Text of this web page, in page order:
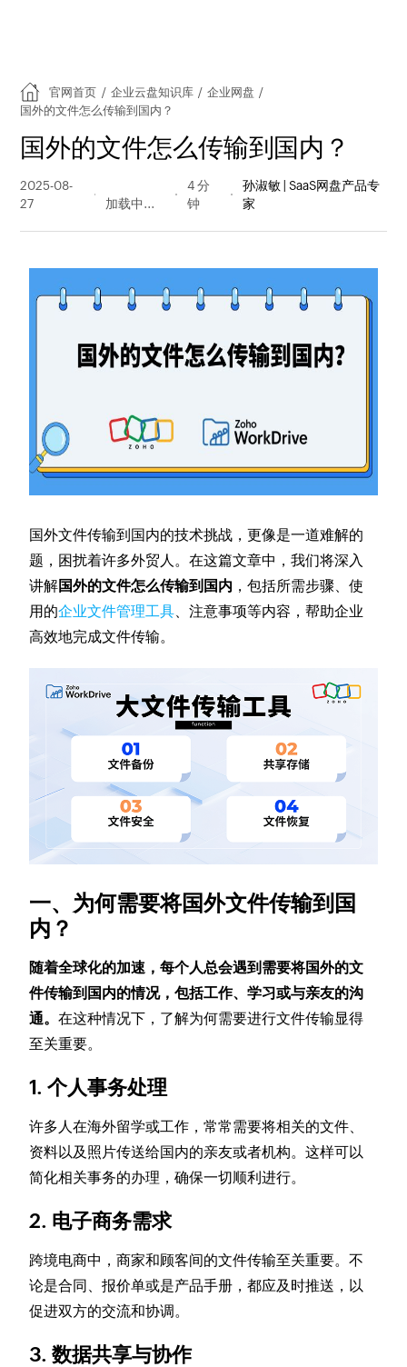
官网首页 / 企业云盘知识库 / 企业网盘 /
国外的文件怎么传输到国内？
国外的文件怎么传输到国内？
2025-08-
27
量
4 分
钟
孙淑敏 | SaaS网盘产品专
家
国外文件传输到国内的技术挑战，更像是一道难解的
题，困扰着许多外贸人。在这篇文章中，我们将深入
讲解国外的文件怎么传输到国内 ，包括所需步骤、使
用的企业文件管理工具、注意事项等内容，帮助企业
高效地完成文件传输。
一、为何需要将国外文件传输到国
内？
随着全球化的加速，每个人总会遇到需要将国外的文
件传输到国内的情况，包括工作、学习或与亲友的沟
通。在这种情况下，了解为何需要进行文件传输显得
至关重要。
1. 个人事务处理
许多人在海外留学或工作，常常需要将相关的文件、
资料以及照片传送给国内的亲友或者机构。这样可以
简化相关事务的办理，确保一切顺利进行。
2. 电子商务需求
跨境电商中，商家和顾客间的文件传输至关重要。不
论是合同、报价单或是产品手册，都应及时推送，以
促进双方的交流和协调。
3. 数据共享与协作